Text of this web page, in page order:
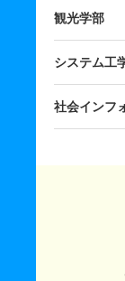
観光学部
システム工
社会インフ